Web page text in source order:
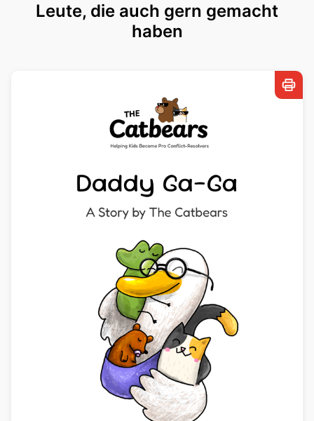
Leute, die auch gern gemacht
haben